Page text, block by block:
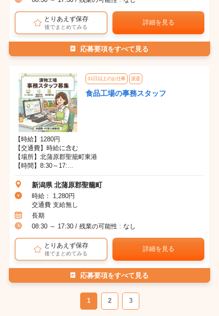
とりあえず保存
後でまとめてみる
詳細を見る
応募要項をすべて見る
31日以上のお仕事 派遣
食品工場の事務スタッフ
【時給】1280円
【交通費】時給に含む
【場所】北蒲原郡聖籠町東港
【時間】8:30～17:...
新潟県 北蒲原郡聖籠町
時給： 1,280円
交通費 支給無し
長期
08:30 ～ 17:30 / 残業の可能性 : なし
とりあえず保存
後でまとめてみる
詳細を見る
応募要項をすべて見る
1 2 3